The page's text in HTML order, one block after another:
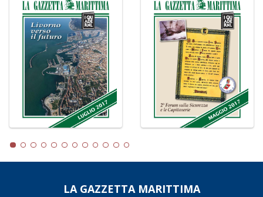
LA GAZZETTA MARITTIMA